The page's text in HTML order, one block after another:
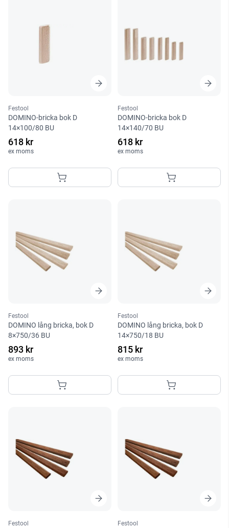
Festool
DOMINO-bricka bok D
14×100/80 BU
618 kr
ex moms
Festool
DOMINO-bricka bok D
14×140/70 BU
618 kr
ex moms
Festool
DOMINO lång bricka, bok D
8×750/36 BU
893 kr
ex moms
Festool
DOMINO lång bricka, bok D
14×750/18 BU
815 kr
ex moms
Festool Festool